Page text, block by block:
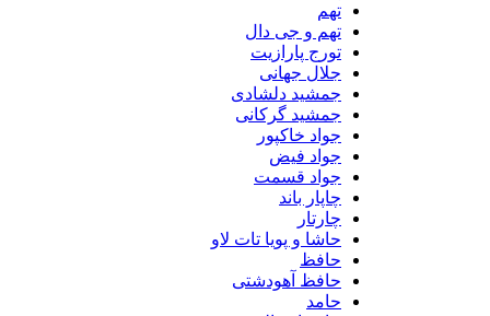
تهم و جی دال
تورج پارازیت
جلال جهانی
جمشید دلشادی
جمشید گرکانی
جواد خاکپور
جواد فیض
جواد قسمت
چاپار باند
چارتار
حاشا و پویا تات لاو
حافظ
حافظ آهودشتی
حامد